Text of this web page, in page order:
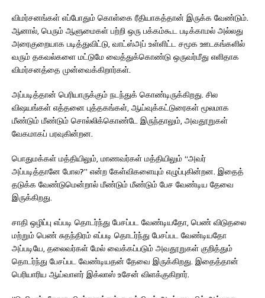
விமர்சனங்கள் எப்போதும் கொள்கை ரீதியாகத்தான் இருக்க வேண்டும்.
ஆனால், பெரும் ஆளுமைகள் பற்றி ஒரு பக்கம்கூட படிக்காமல் அல்லது
அரைகுறையாக படித்துவிட்டு, வாட்ஸ்அப் உள்ளிட்ட சமூக ஊடகங்களில்
வரும் தகவல்களை மட்டுமே வைத்துக்கொண்டு ஒருவர்மீது எளிதாக
விமர்சனத்தை முன்வைக்கிறார்கள்.
அப்படித்தான் பெரியாருக்கும் நடந்துக் கொண்டிருக்கிறது. சில
விஷயங்கள் எத்தனை புத்தகங்கள், ஆய்வுக்கட்டுரைகள் மூலமாக
மீண்டும் மீண்டும் சொல்லிக்கொண்டே இருந்தாலும், அவதூறுகள்
வேகமாகப் பரவுகின்றன.
பொதுமக்கள் மத்தியிலும், மாணவர்கள் மத்தியிலும் “அவர்
அப்படித்தானே போல?” என்ற கேள்விகளையும் எழுப்புகின்றன. இதைத்
தடுக்க வேண்டுமென்றால் மீண்டும் மீண்டும் பேச வேண்டிய தேவை
இருக்கிறது.
சாதி ஒழிப்பு எப்படி தொடர்ந்து பேசப்பட வேண்டியதோ, பெண் விடுதலை
மற்றும் பெண் சுதந்திரம் எப்படி தொடர்ந்து பேசப்பட வேண்டியதோ
அப்படியே, தலைவர்கள் மேல் வைக்கப்படும் அவதூறுகள் குறித்தும்
தொடர்ந்து பேசப்பட வேண்டியதன் தேவை இருக்கிறது. இதைத்தான்
பெரியாரிய ஆய்வாளர் இக்லாஸ் உசேன் விளக்குகிறார்.